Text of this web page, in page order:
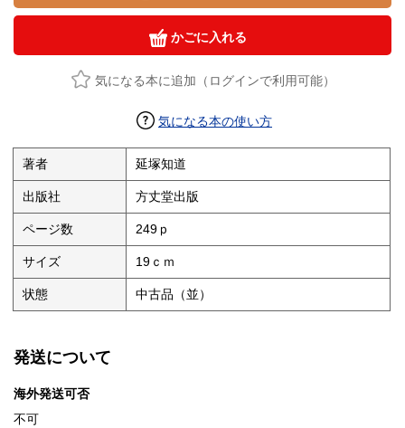
かごに入れる
気になる本に追加（ログインで利用可能）
気になる本の使い方
著者 延塚知道
出版社 方丈堂出版
ページ数 249ｐ
サイズ 19ｃｍ
状態 中古品（並）
発送について
海外発送可否
不可